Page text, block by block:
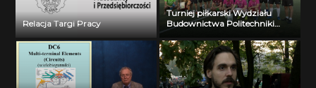
Relacja Targi Pracy
Turniej piłkarski Wydziału
Budownictwa Politechniki
Śląskiej